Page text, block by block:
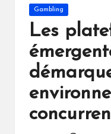
Posted
in
Gambling
Les